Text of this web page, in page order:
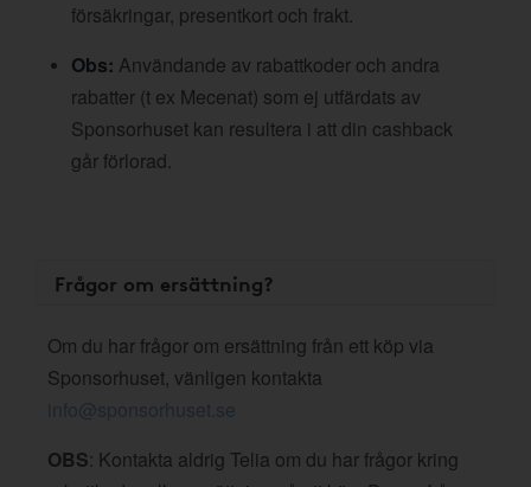
försäkringar, presentkort och frakt.
Obs: Användande av rabattkoder och andra
rabatter (t ex Mecenat) som ej utfärdats av
Sponsorhuset kan resultera i att din cashback
går förlorad.
Frågor om ersättning?
Om du har frågor om ersättning från ett köp via
Sponsorhuset, vänligen kontakta
info@sponsorhuset.se
OBS: Kontakta aldrig Telia om du har frågor kring